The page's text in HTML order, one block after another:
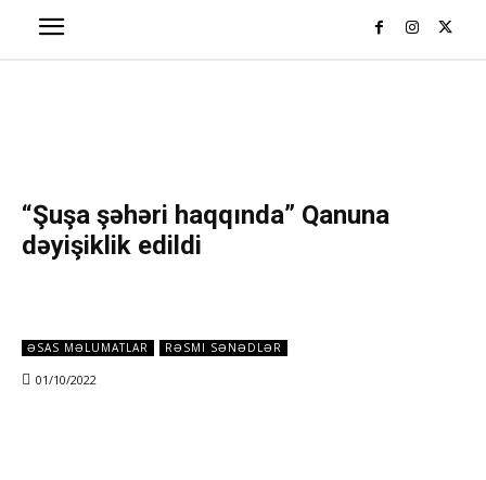
“Şuşa şəhəri haqqında” Qanuna
dəyişiklik edildi
ƏSAS MƏLUMATLAR RƏSMI SƏNƏDLƏR
01/10/2022